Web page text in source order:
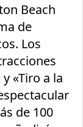
Beach
de
Los
«Tiro a la
de 100